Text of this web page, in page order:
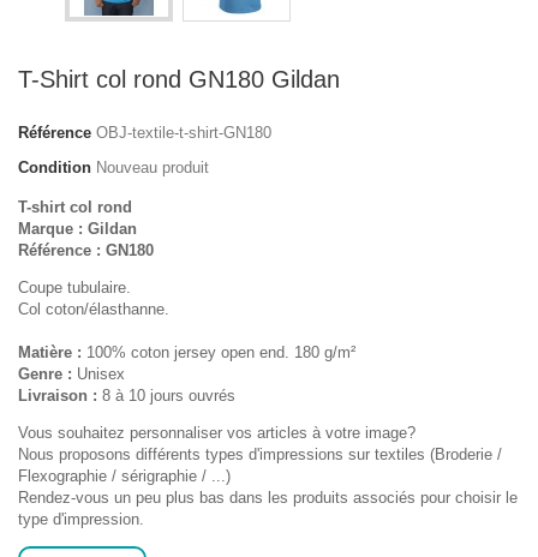
T-Shirt col rond GN180 Gildan
Référence OBJ-textile-t-shirt-GN180
Condition Nouveau produit
T-shirt col rond
Marque : Gildan
Référence : GN180
Coupe tubulaire.
Col coton/élasthanne.
Matière : 100% coton jersey open end. 180 g/m²
Genre : Unisex
Livraison : 8 à 10 jours ouvrés
Vous souhaitez personnaliser vos articles à votre image?
Nous proposons différents types d'impressions sur textiles (Broderie /
Flexographie / sérigraphie / ...)
Rendez-vous un peu plus bas dans les produits associés pour choisir le
type d'impression.